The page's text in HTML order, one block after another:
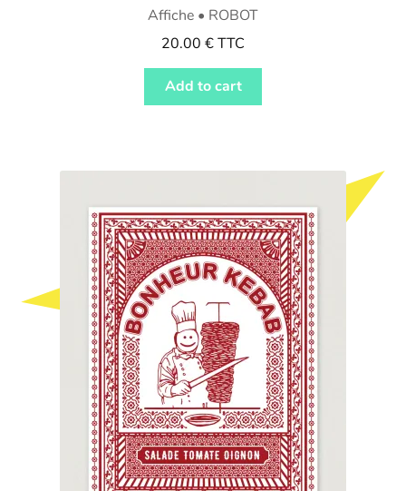
Affiche • ROBOT
20.00 €TTC
Add to cart